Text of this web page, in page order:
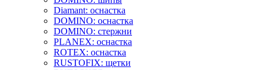
Diamant: оснастка
DOMINO: оснастка
DOMINO: стержни
PLANEX: оснастка
ROTEX: оснастка
RUSTOFIX: щетки